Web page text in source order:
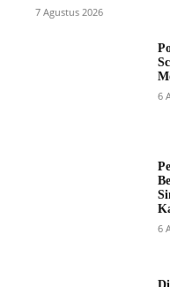
7 Agustus 2026
6
6